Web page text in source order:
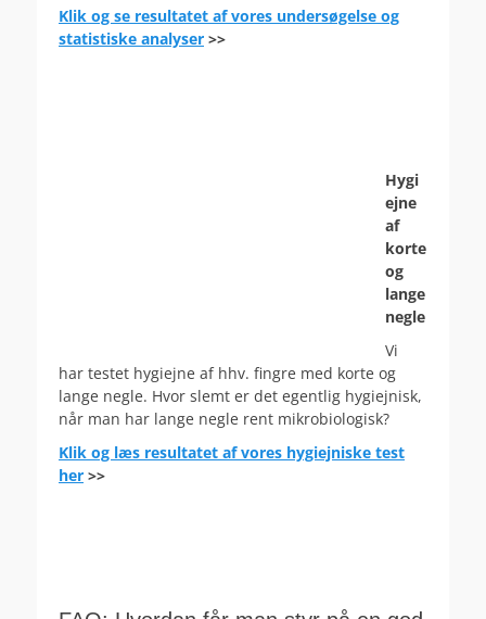
Klik og se resultatet af vores undersøgelse og
statistiske analyser >>
Hygi
ejne
af
korte
og
lange
negle
Vi
har testet hygiejne af hhv. fingre med korte og
lange negle. Hvor slemt er det egentlig hygiejnisk,
når man har lange negle rent mikrobiologisk?
Klik og læs resultatet af vores hygiejniske test
her >>